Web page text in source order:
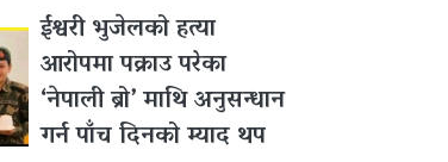
ईश्वरी भुजेलको हत्या
आरोपमा पक्राउ परेका
‘नेपाली ब्रो’ माथि अनुसन्धान
गर्न पाँच दिनको म्याद थप